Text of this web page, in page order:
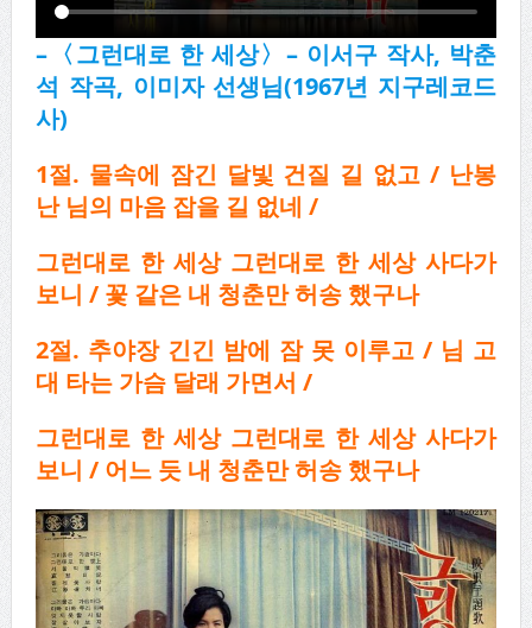
–〈그런대로 한 세상〉– 이서구 작사, 박춘
석 작곡, 이미자 선생님(1967년 지구레코드
사)
1절. 물속에 잠긴 달빛 건질 길 없고/ 난봉
난 님의 마음 잡을 길 없네 /
그런대로 한 세상 그런대로 한 세상 사다가
보니 / 꽃 같은 내 청춘만 허송 했구나
2절. 추야장 긴긴 밤에 잠 못 이루고/ 님 고
대 타는 가슴 달래 가면서 /
그런대로 한 세상 그런대로 한 세상 사다가
보니 / 어느 듯 내 청춘만 허송 했구나